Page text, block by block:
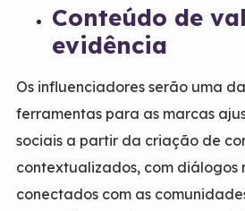
Conteúdo de
evidência
Os influenciadores serão uma
ferramentas para as marcas
sociais a partir da criação de
contextualizados, com diálogos
conectados com as